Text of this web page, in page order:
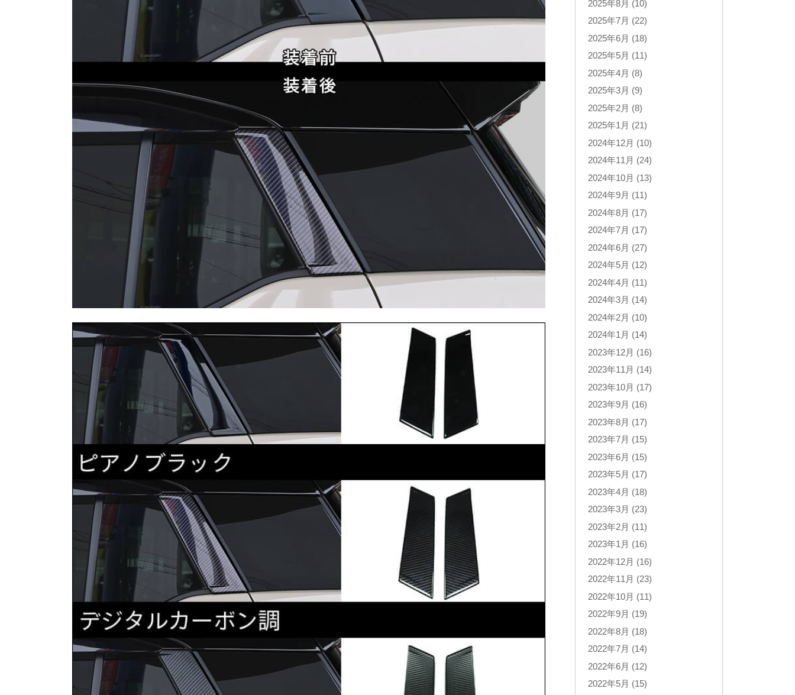
2025年8月 (10)
2025年7月 (22)
2025年6月 (18)
2025年5月 (11)
2025年4月 (8)
2025年3月 (9)
2025年2月 (8)
2025年1月 (21)
2024年12月 (10)
2024年11月 (24)
2024年10月 (13)
2024年9月 (11)
2024年8月 (17)
2024年7月 (17)
2024年6月 (27)
2024年5月 (12)
2024年4月 (11)
2024年3月 (14)
2024年2月 (10)
2024年1月 (14)
2023年12月 (16)
2023年11月 (14)
2023年10月 (17)
2023年9月 (16)
2023年8月 (17)
2023年7月 (15)
2023年6月 (15)
2023年5月 (17)
2023年4月 (18)
2023年3月 (23)
2023年2月 (11)
2023年1月 (16)
2022年12月 (16)
2022年11月 (23)
2022年10月 (11)
2022年9月 (19)
2022年8月 (18)
2022年7月 (14)
2022年6月 (12)
2022年5月 (15)